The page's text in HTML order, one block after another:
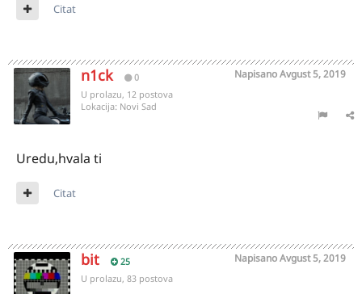
Citat
n1ck 0 NapisanoAvgust 5, 2019
U prolazu, 12 postova
Lokacija: Novi Sad
Uredu,hvala ti
Citat
bit 25 NapisanoAvgust 5, 2019
U prolazu, 83 postova